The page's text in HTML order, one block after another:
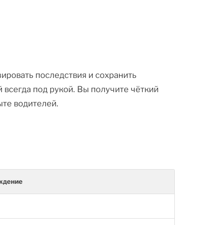
последствия и сохранить
под рукой. Вы получите чёткий
водителей.